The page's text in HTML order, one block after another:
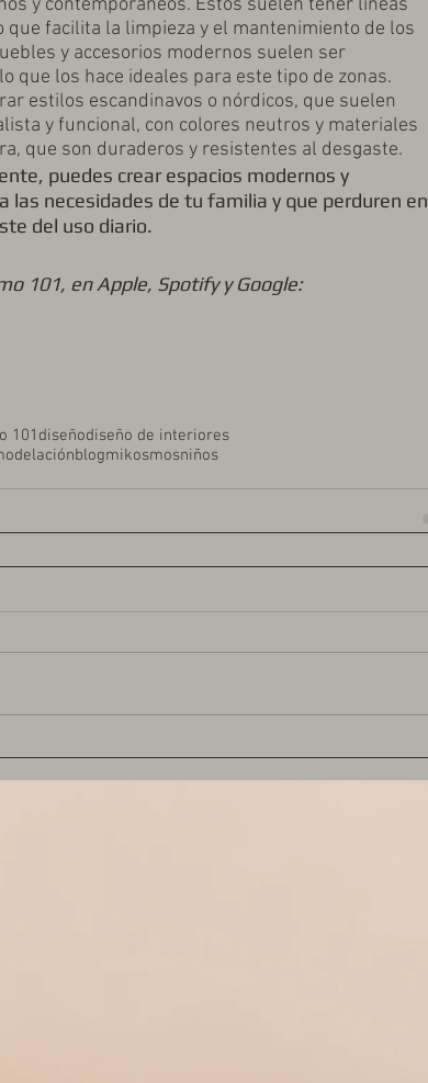
y contemporáneos. Estos suelen tener líneas
facilita la limpieza y el mantenimiento de los
y accesorios modernos suelen ser
que los hace ideales para este tipo de zonas.
estilos escandinavos o nórdicos, que suelen
y funcional, con colores neutros y materiales
que son duraderos y resistentes al desgaste.
puedes crear espacios modernos y
las necesidades de tu familia y que perduren en
del uso diario.
101, en Apple, Spotify y Google:
101 diseñodiseño de interiores
blogmikosmosniños